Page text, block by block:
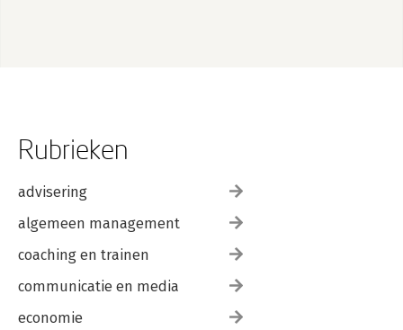
Rubrieken
advisering
algemeen management
coaching en trainen
communicatie en media
economie